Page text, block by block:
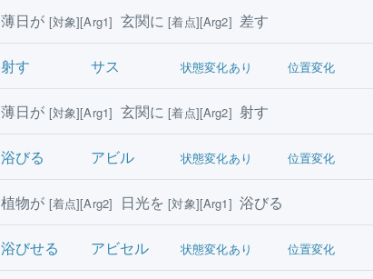
薄日が [対象][Arg1] 玄関に[着点][Arg2] 差す
射す サス 状態変化あり 位置変化
薄日が [対象][Arg1] 玄関に[着点][Arg2] 射す
浴びる アビル 状態変化あり 位置変化
植物が [着点][Arg2] 日光を[対象][Arg1] 浴びる
浴びせる アビセル 状態変化あり 位置変化